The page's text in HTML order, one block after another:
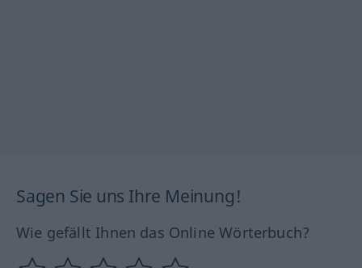
Sagen Sie uns Ihre Meinung!
Wie gefällt Ihnen das Online Wörterbuch?